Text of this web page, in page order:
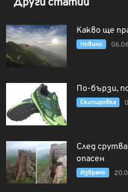
Други статии
Какво ще
Новини
По-бързи,
Екипировка
След
опасен
Избрано